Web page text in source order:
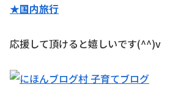
★国内旅行
応援して頂けると嬉しいです(^^)v